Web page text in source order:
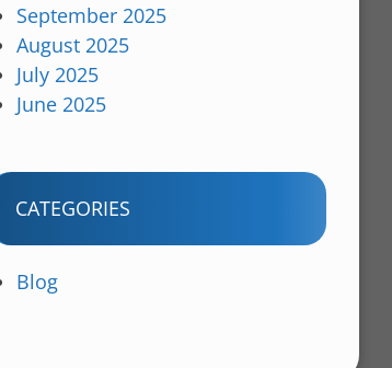
September 2025
August 2025
July 2025
June 2025
CATEGORIES
Blog